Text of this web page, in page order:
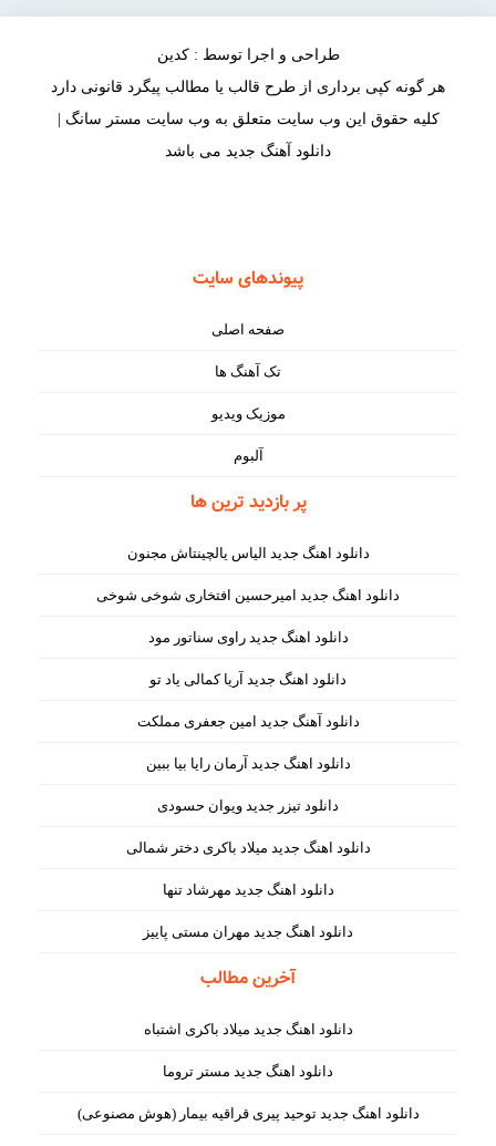
طراحی و اجرا توسط : کدین
هر گونه کپی برداری از طرح قالب یا مطالب پیگرد قانونی دارد
کلیه حقوق این وب سایت متعلق به وب سایت مستر سانگ |
دانلود آهنگ جدید می باشد
پیوندهای سایت
صفحه اصلی
تک آهنگ ها
موزیک ویدیو
آلبوم
پر بازدید ترین ها
دانلود اهنگ جدید الیاس یالچینتاش مجنون
دانلود اهنگ جدید امیرحسین افتخاری شوخی شوخی
دانلود اهنگ جدید راوی سناتور مود
دانلود اهنگ جدید آریا کمالی یاد تو
دانلود آهنگ جدید امین جعفری مملکت
دانلود اهنگ جدید آرمان رایا بیا ببین
دانلود تیزر جدید ویوان حسودی
دانلود اهنگ جدید میلاد باکری دختر شمالی
دانلود اهنگ جدید مهرشاد تنها
دانلود اهنگ جدید مهران مستی پاییز
آخرین مطالب
دانلود اهنگ جدید میلاد باکری اشتباه
دانلود اهنگ جدید مستر تروما
دانلود اهنگ جدید توحید پیری قراقیه بیمار (هوش مصنوعی)